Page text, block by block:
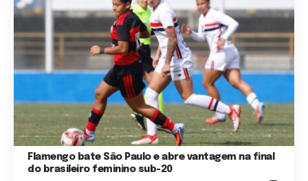
Flamengo bate São Paulo e abre vantagem na final
do brasileiro feminino sub-20